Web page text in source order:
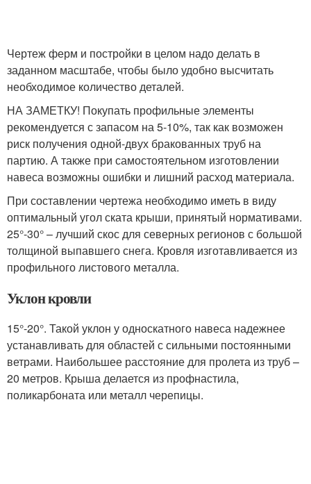
Чертеж ферм и постройки в целом надо делать в
заданном масштабе, чтобы было удобно высчитать
необходимое количество деталей.
НА ЗАМЕТКУ! Покупать профильные элементы
рекомендуется с запасом на 5-10%, так как возможен
риск получения одной-двух бракованных труб на
партию. А также при самостоятельном изготовлении
навеса возможны ошибки и лишний расход материала.
При составлении чертежа необходимо иметь в виду
оптимальный угол ската крыши, принятый нормативами.
25°-30° – лучший скос для северных регионов с большой
толщиной выпавшего снега. Кровля изготавливается из
профильного листового металла.
Уклон кровли
15°-20°. Такой уклон у односкатного навеса надежнее
устанавливать для областей с сильными постоянными
ветрами. Наибольшее расстояние для пролета из труб –
20 метров. Крыша делается из профнастила,
поликарбоната или металл черепицы.